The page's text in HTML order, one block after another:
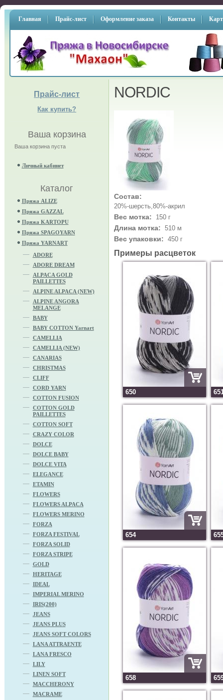
Главная Прайс-лист Оформление заказа Контакты
Прайс-лист
Как купить?
Ваша корзина
Ваша корзина пуста
Личный кабинет
Каталог
Пряжа ALIZE
Пряжа GAZZAL
Пряжа KARTOPU
Пряжа SPAGOYARN
Пряжа YARNART
ADORE
ADORE DREAM
ALPACA GOLD
PAILLETTES
ALPINE ALPACA (NEW)
ALPINE ANGORA
MELANGE
BABY
BABY COTTON Yarnart
CAMELLIA
CAMELLIA (NEW)
CANARIAS
CHRISTMAS
CLIFF
CORD YARN
COTTON FUSION
COTTON GOLD
PAILLETTES
COTTON SOFT
CRAZY COLOR
DOLCE
DOLCE BABY
DOLCE VITA
ELEGANCE
ETAMIN
FLOWERS
FLOWERS ALPACA
FLOWERS MERINO
FORZA
FORZA FESTIVAL
FORZA SOLID
FORZA STRIPE
GOLD
HERITAGE
IDEAL
IMPERIAL MERINO
IRIS(200)
JEANS
JEANS PLUS
JEANS SOFT COLORS
LANA ATTRAENTE
LANA FRESCO
LILY
LINEN SOFT
MACCHERONY
MACRAME
NORDIC
Состав:
20%-шерсть,80%-акрил
Вес мотка: 150 г
Длина мотка: 510 м
Вес упаковки: 450 г
Примеры расцветок
650
654
658